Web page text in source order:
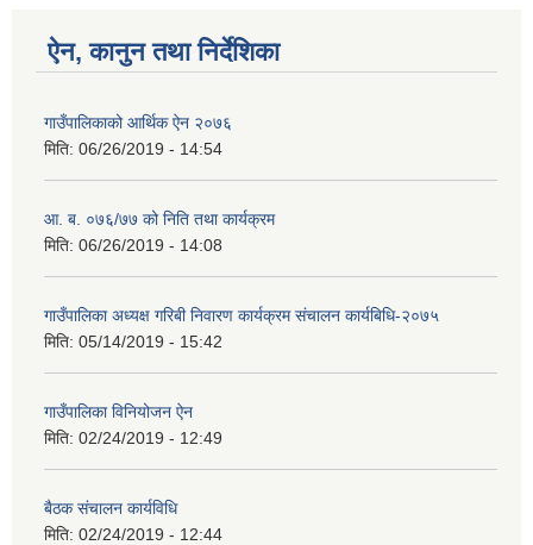
ऐन, कानुन तथा निर्देशिका
गाउँपालिकाको आर्थिक ऐन २०७६
मिति: 06/26/2019 - 14:54
आ. ब. ०७६/७७ को निति तथा कार्यक्रम
मिति: 06/26/2019 - 14:08
गाउँपालिका अध्यक्ष गरिबी निवारण कार्यक्रम संचालन कार्यबिधि-२०७५
मिति: 05/14/2019 - 15:42
गाउँपालिका विनियोजन ऐन
मिति: 02/24/2019 - 12:49
बैठक संचालन कार्यविधि
मिति: 02/24/2019 - 12:44